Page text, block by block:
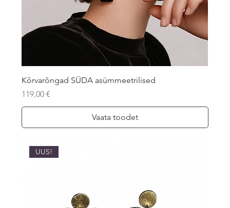
Kõrvarõngad SÜDA asümmeetrilised
Price
119,00 €
Vaata toodet
UUS!